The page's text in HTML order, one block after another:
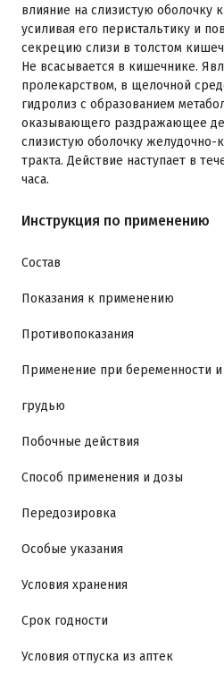
влияние на слизистую оболочку
усиливая его перистальтику и
секрецию слизи в толстом
Не всасывается в кишечнике.
пролекарством, в щелочной
гидролиз с образованием
оказывающего раздражающее
слизистую оболочку желудочно-
тракта. Действие наступает в
часа.
Инструкция по применению
Состав
Показания к применению
Противопоказания
Применение при беременности
грудью
Побочные действия
Способ применения и дозы
Передозировка
Особые указания
Условия хранения
Срок годности
Условия отпуска из аптек